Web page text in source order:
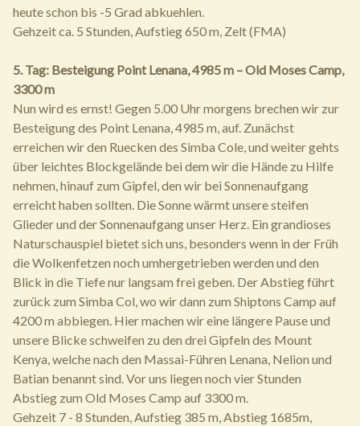
heute schon bis -5 Grad abkuehlen.
Gehzeit ca. 5 Stunden, Aufstieg 650 m, Zelt (FMA)
5. Tag: Besteigung Point Lenana, 4985 m – Old Moses Camp,
3300 m
Nun wird es ernst! Gegen 5.00 Uhr morgens brechen wir zur
Besteigung des Point Lenana, 4985 m, auf. Zunächst
erreichen wir den Ruecken des Simba Cole, und weiter gehts
über leichtes Blockgelände bei dem wir die Hände zu Hilfe
nehmen, hinauf zum Gipfel, den wir bei Sonnenaufgang
erreicht haben sollten. Die Sonne wärmt unsere steifen
Glieder und der Sonnenaufgang unser Herz. Ein grandioses
Naturschauspiel bietet sich uns, besonders wenn in der Früh
die Wolkenfetzen noch umhergetrieben werden und den
Blick in die Tiefe nur langsam frei geben. Der Abstieg führt
zurück zum Simba Col, wo wir dann zum Shiptons Camp auf
4200 m abbiegen. Hier machen wir eine längere Pause und
unsere Blicke schweifen zu den drei Gipfeln des Mount
Kenya, welche nach den Massai-Führen Lenana, Nelion und
Batian benannt sind. Vor uns liegen noch vier Stunden
Abstieg zum Old Moses Camp auf 3300 m.
Gehzeit 7 - 8 Stunden, Aufstieg 385 m, Abstieg 1685m,